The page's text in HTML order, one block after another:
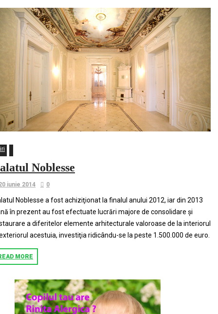
Noblesse
iunie 2014 0
Noblesse a fost achiziţionat la finalul anului 2012, iar din 2013
în prezent au fost efectuate lucrări majore de consolidare şi
a diferitelor elemente arhitecturale valoroase de la interiorul
acestuia, investiţia ridicându-se la peste 1.500.000 de euro.
MORE